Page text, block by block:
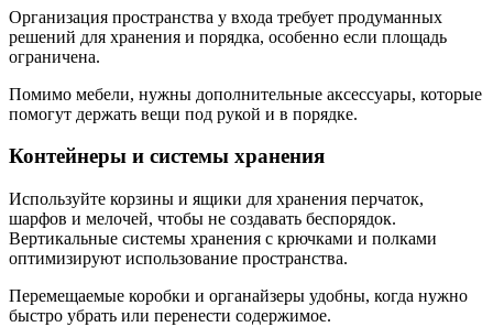
Организация пространства у входа требует продуманных
решений для хранения и порядка, особенно если площадь
ограничена.
Помимо мебели, нужны дополнительные аксессуары, которые
помогут держать вещи под рукой и в порядке.
Контейнеры и системы хранения
Используйте корзины и ящики для хранения перчаток,
шарфов и мелочей, чтобы не создавать беспорядок.
Вертикальные системы хранения с крючками и полками
оптимизируют использование пространства.
Перемещаемые коробки и органайзеры удобны, когда нужно
быстро убрать или перенести содержимое.